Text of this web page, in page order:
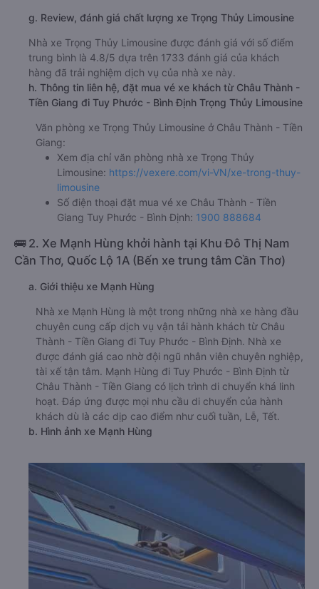
g. Review, đánh giá chất lượng xe Trọng Thủy Limousine
Nhà xe Trọng Thủy Limousine được đánh giá với số điểm
trung bình là 4.8/5 dựa trên 1733 đánh giá của khách
hàng đã trải nghiệm dịch vụ của nhà xe này.
h. Thông tin liên hệ, đặt mua vé xe khách từ Châu Thành -
Tiền Giang đi Tuy Phước - Bình Định Trọng Thủy Limousine
Văn phòng xe Trọng Thủy Limousine ở Châu Thành - Tiền
Giang:
Xem địa chỉ văn phòng nhà xe Trọng Thủy
Limousine: https://vexere.com/vi-VN/xe-trong-thuy-
limousine
Số điện thoại đặt mua vé xe Châu Thành - Tiền
Giang Tuy Phước - Bình Định: 1900 888684
🚌 2. Xe Mạnh Hùng khởi hành tại Khu Đô Thị Nam
Cần Thơ, Quốc Lộ 1A (Bến xe trung tâm Cần Thơ)
a. Giới thiệu xe Mạnh Hùng
Nhà xe Mạnh Hùng là một trong những nhà xe hàng đầu
chuyên cung cấp dịch vụ vận tải hành khách từ Châu
Thành - Tiền Giang đi Tuy Phước - Bình Định. Nhà xe
được đánh giá cao nhờ đội ngũ nhân viên chuyên nghiệp,
tài xế tận tâm. Mạnh Hùng đi Tuy Phước - Bình Định từ
Châu Thành - Tiền Giang có lịch trình di chuyển khá linh
hoạt. Đáp ứng được mọi nhu cầu di chuyển của hành
khách dù là các dịp cao điểm như cuối tuần, Lễ, Tết.
b. Hình ảnh xe Mạnh Hùng